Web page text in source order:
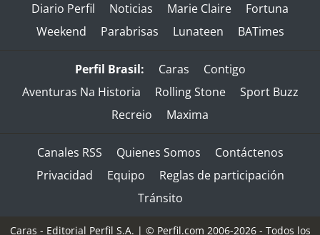
Diario Perfil Noticias Marie Claire
Fortuna
Weekend
Parabrisas Lunateen BATimes
Perfil Brasil: Caras
Contigo
Aventuras Na Historia
Rolling Stone
Sport Buzz
Recreio
Maxima
Canales RSS Quienes Somos
Contáctenos
Privacidad
Equipo
Reglas de participación
Tránsito
Caras - Editorial Perfil S.A. | © Perfil.com 2006-2026 - Todos los